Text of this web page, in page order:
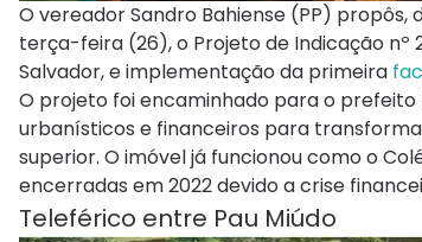
O vereador Sandro Bahiense (PP)
terça-feira (26), o Projeto de Indicação nº
Salvador, e implementação da primeira
O projeto foi encaminhado para o prefeito
urbanísticos e financeiros para
superior. O imóvel já funcionou como o
encerradas em 2022 devido a crise
Teleférico entre Pau Miúdo